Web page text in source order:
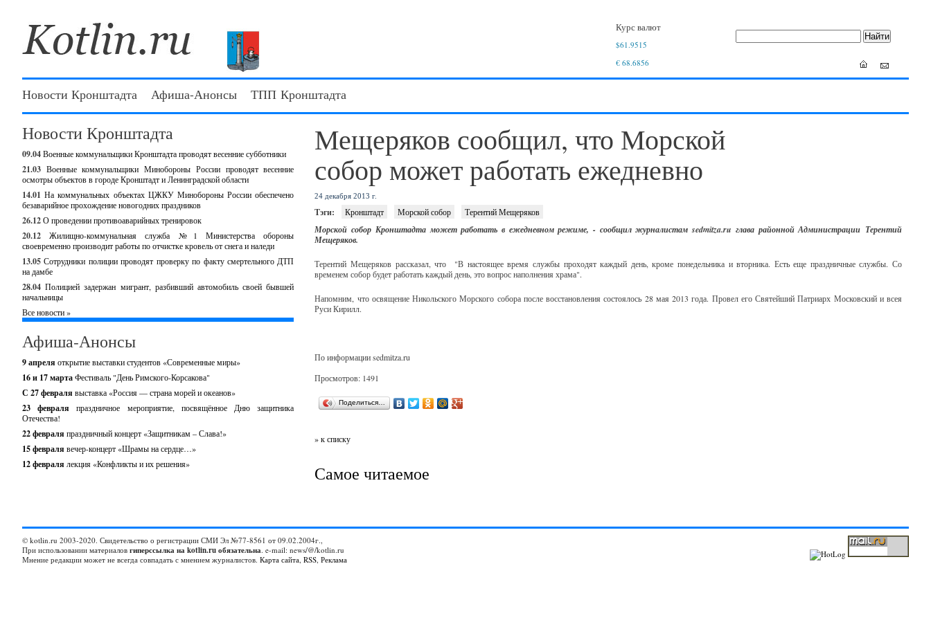
Курс валют
$61.9515
€ 68.6856
Новости Кронштадта Афиша-Анонсы ТПП Кронштадта
Новости Кронштадта
09.04Военные коммунальщики Кронштадта проводят весенние субботники
21.03 Военные коммунальщики Минобороны России проводят весенние
осмотры объектов в городе Кронштадт и Ленинградской области
14.01 На коммунальных объектах ЦЖКУ Минобороны России обеспечено
безаварийное прохождение новогодних праздников
26.12О проведении противоаварийных тренировок
20.12
Жилищно-коммунальная служба №1 Министерства обороны
своевременно производит работы по отчистке кровель от снега и наледи
13.05 Сотрудники полиции проводят проверку по факту смертельного ДТП
на дамбе
28.04 Полицией задержан мигрант, разбивший автомобиль своей бывшей
начальницы
Все новости »
Афиша-Анонсы
9 апреля открытие выставки студентов «Современные миры»
16 и 17 мартаФестиваль "День Римского-Корсакова"
С 27 февраля выставка «Россия — страна морей и океанов»
23 февраляпраздничное мероприятие, посвящённое Дню защитника
Отечества!
22 февраля праздничный концерт «Защитникам – Слава!»
15 февраля вечер-концерт «Шрамы на сердце…»
12 февраля лекция «Конфликты и их решения»
Мещеряков сообщил, что Морской
собор может работать ежедневно
24 декабря 2013 г.
Тэги: Кронштадт Морской собор Терентий Мещеряков
Морской собор Кронштадта может работать в ежедневном режиме, - сообщил журналистам sedmitza.ru глава районной Администрации Терентий
Мещеряков.
Терентий Мещеряков рассказал, что "В настоящее время службы проходят каждый день, кроме понедельника и вторника. Есть еще праздничные службы. Со
временем собор будет работать каждый день, это вопрос наполнения храма".
Напомним, что освящение Никольского Морского собора после восстановления состоялось 28 мая 2013 года. Провел его Святейший Патриарх Московский и всея
Руси Кирилл.
По информации sedmitza.ru
Просмотров: 1491
Поделиться…
» к списку
Самое читаемое
© kotlin.ru 2003-2020. Свидетельство о регистрации СМИ Эл №77-8561 от 09.02.2004г.,
При использовании материалов гиперссылка на kotlin.ru обязательна. e-mail: news/@/kotlin.ru
Мнение редакции может не всегда совпадать с мнением журналистов. Карта сайта, RSS, Реклама